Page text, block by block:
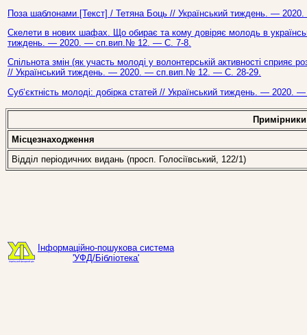
Поза шаблонами [Текст] / Тетяна Боць // Український тиждень. —
Скелети в нових шафах. Що обирає та кому довіряє молодь в
тиждень. — 2020. — сп.вип.№ 12. — С. 7-8.
Спільнота змін (як участь молоді у волонтерській активності сприяє
// Український тиждень. — 2020. — сп.вип.№ 12. — С. 28-29.
Суб‘єктність молоді: добірка статей // Український тиждень. —
Примірники
Місцезнаходження
Відділ періодичних видань (просп. Голосіївський, 122/1)
Інформаційно-пошукова система
'УФД/Бібліотека'